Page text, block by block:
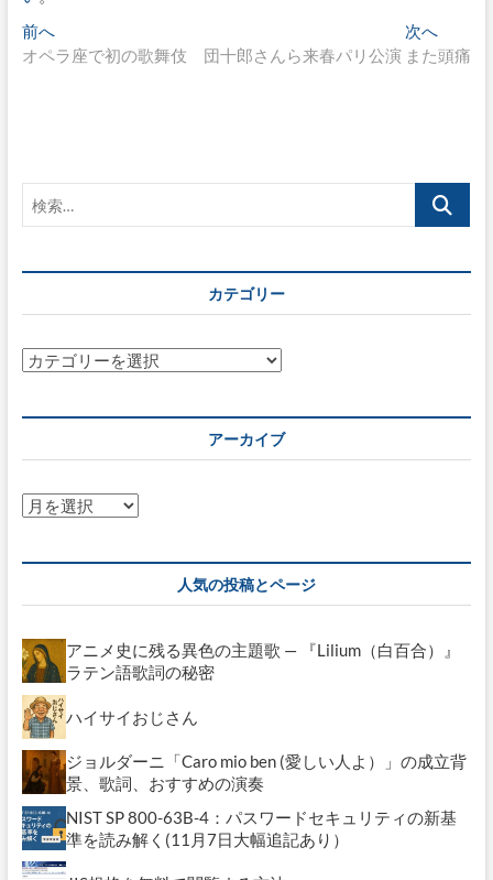
投
稿
ゲ
ー
ョ
ン
前へ過
去
オペラ座で初の歌舞伎 団十郎さんら来春パリ公演
次へ
の
また頭痛
カテゴリー
カ
ー
アーカイブ
ア
ブ
人気の投稿とページ
アニメ史に残る異色の主題歌 — 『Lilium（白百合）』
ラテン語歌詞の秘密
ハイサイおじさん
ジョルダーニ「Caro mio ben (愛しい人よ）」の成立背
景、歌詞、おすすめの演奏
NIST SP 800-63B-4：パスワードセキュリティの新基
準を読み解く(11月7日大幅追記あり）